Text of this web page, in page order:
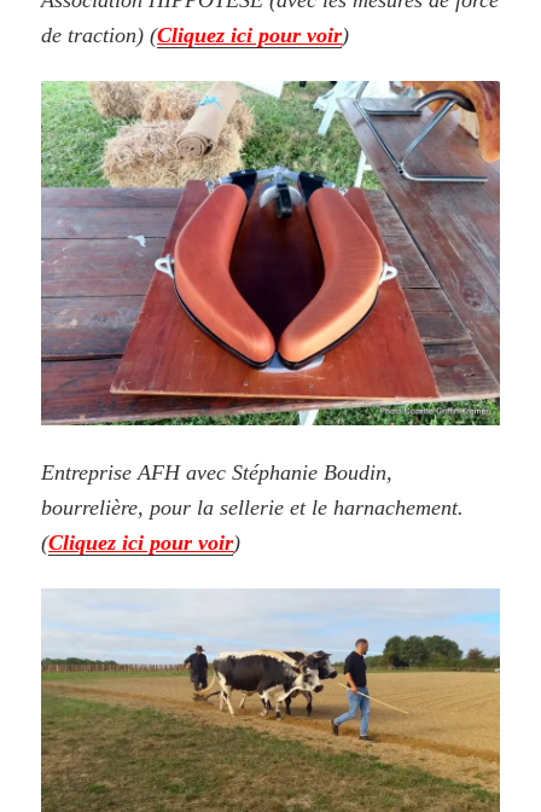
de traction) (Cliquez ici pour voir)
Entreprise AFH avec Stéphanie Boudin,
bourrelière, pour la sellerie et le harnachement.
(Cliquez ici pour voir)